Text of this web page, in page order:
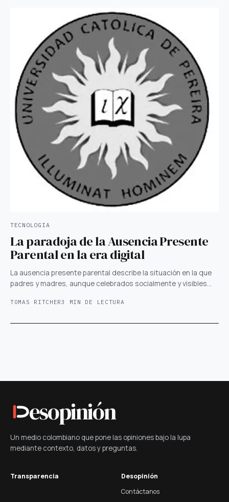
TECNOLOGIA
La paradoja de la Ausencia Presente
Parental en la era digital
La ausencia presente parental describe la situación en la que
padres y madres, aunque celebrados socialmente y visibles…
TOMAS RITCHER3 MIN DE LECTURA
esopinión
Un medio colombiano que pone las opiniones bajo la lupa
mediante contexto, datos y preguntas.
Transparencia
Desopinión
Contáctanos